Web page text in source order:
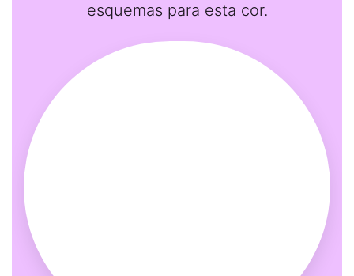
esquemas para esta cor.